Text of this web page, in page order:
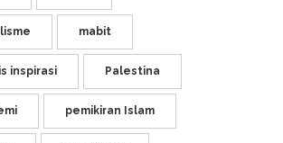
mabit
inspirasi Palestina
pemikiran Islam